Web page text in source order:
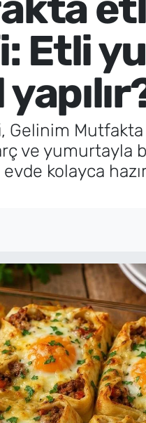
Etli
Gelinim
ve
kolayca